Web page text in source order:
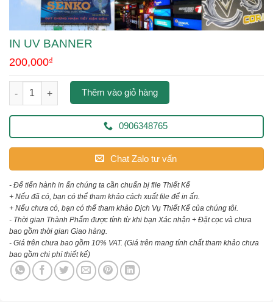
IN UV BANNER
200,000₫
in uv banner số lượngThêm vào giỏ hàng
0906348765
Chat Zalo tư vấn
- Để tiến hành in ấn chúng ta cần chuẩn bị file Thiết Kế
+ Nếu đã có, bạn có thể tham khảo cách xuất file để in ấn.
+ Nếu chưa có, bạn có thể tham khảo Dịch Vụ Thiết Kế của chúng tôi.
- Thời gian Thành Phẩm được tính từ khi bạn Xác nhận + Đặt cọc và chưa
bao gồm thời gian Giao hàng.
- Giá trên chưa bao gồm 10% VAT. (Giá trên mang tính chất tham khảo chưa
bao gồm chi phí thiết kế)